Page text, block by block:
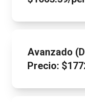
Avanzado
Precio: